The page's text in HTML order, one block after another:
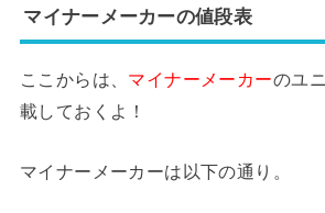
マイナーメーカーの値段表
ここからは、 マイナーメーカーのユ
載しておくよ！
マイナーメーカーは以下の通り。